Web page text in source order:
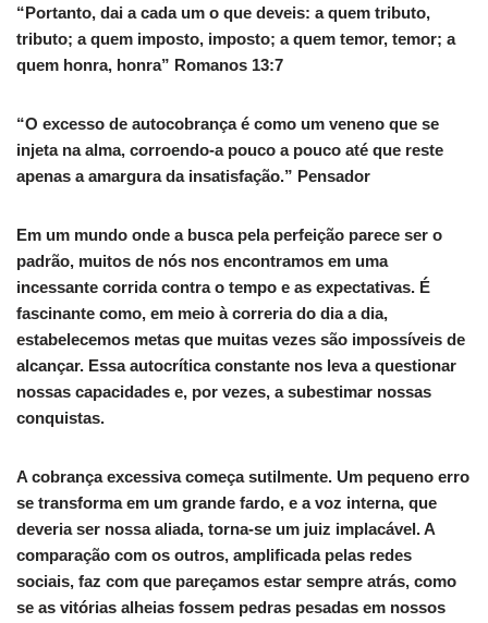
“Portanto, dai a cada um o que deveis: a quem tributo,
tributo; a quem imposto, imposto; a quem temor, temor; a
quem honra, honra” Romanos 13:7
“O excesso de autocobrança é como um veneno que se
injeta na alma, corroendo-a pouco a pouco até que reste
apenas a amargura da insatisfação.” Pensador
Em um mundo onde a busca pela perfeição parece ser o
padrão, muitos de nós nos encontramos em uma
incessante corrida contra o tempo e as expectativas. É
fascinante como, em meio à correria do dia a dia,
estabelecemos metas que muitas vezes são impossíveis de
alcançar. Essa autocrítica constante nos leva a questionar
nossas capacidades e, por vezes, a subestimar nossas
conquistas.
A cobrança excessiva começa sutilmente. Um pequeno erro
se transforma em um grande fardo, e a voz interna, que
deveria ser nossa aliada, torna-se um juiz implacável. A
comparação com os outros, amplificada pelas redes
sociais, faz com que pareçamos estar sempre atrás, como
se as vitórias alheias fossem pedras pesadas em nossos